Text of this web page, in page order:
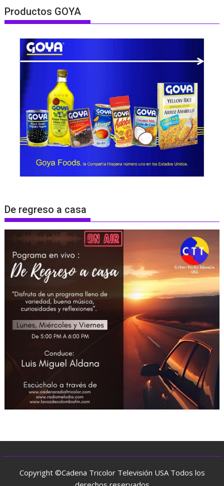
Productos GOYA
De regreso a casa
Copyright ©Cadena Tricolor Televisión USA Todos los